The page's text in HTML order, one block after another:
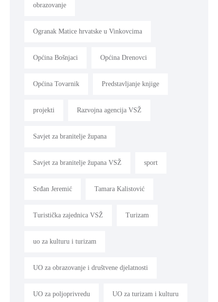
obrazovanje
Ogranak Matice hrvatske u Vinkovcima
Općina Bošnjaci Općina Drenovci
Općina Tovarnik Predstavljanje knjige
projekti Razvojna agencija VSŽ
Savjet za branitelje župana
Savjet za branitelje župana VSŽ sport
Srđan Jeremić Tamara Kalistović
Turistička zajednica VSŽ Turizam
uo za kulturu i turizam
UO za obrazovanje i društvene djelatnosti
UO za poljoprivredu UO za turizam i kulturu